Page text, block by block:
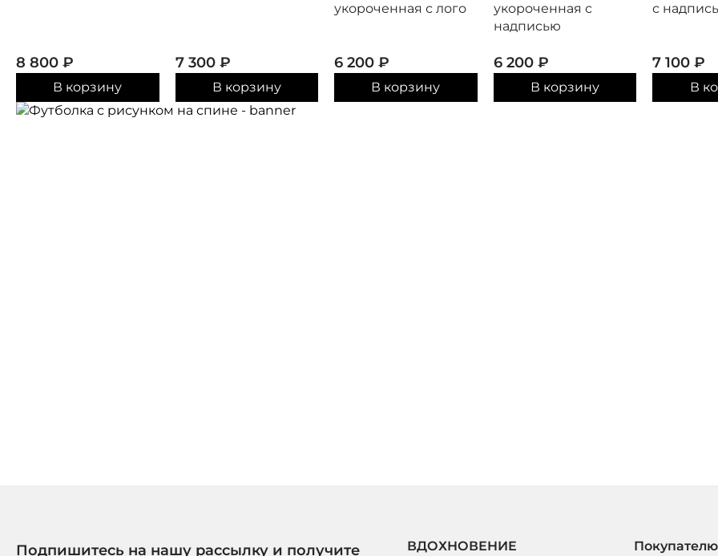
8 800 ₽
В корзину
7 300 ₽
В корзину
укороченная с лого
6 200₽
В корзину
укороченная с
надписью
6 200 ₽
В корзину
с
7 100₽
В
Подпишитесь на нашу рассылку и получите ВДОХНОВЕНИЕ Покупателю